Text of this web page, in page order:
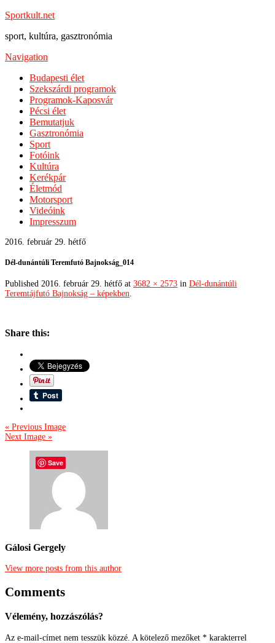
Sportkult.net
sport, kultúra, gasztronómia
Navigation
Budapesti élet
Szekszárdi programok
Programok-Kaposvár
Pécsi élet
Bemutatjuk
Gasztronómia
Sport
Fotóink
Kultúra
Kerékpár
Életmód
Motorsport
Videóink
Impresszum
2016. február 29. hétfő
Dél-dunántúli Teremfutó Bajnokság_014
Published 2016. február 29. hétfő at 3682 × 2573 in Dél-dunántúli
Teremtájfutó Bajnokság – képekben
Share this:
« Previous Image
Next Image »
Gálosi Gergely
View more posts from this author
Comments
Vélemény, hozzászólás?
Az e-mail-címet nem tesszük közzé. A kötelező mezőket * karakterrel
Save